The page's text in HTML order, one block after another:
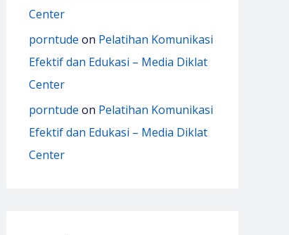
Center
porntude on Pelatihan Komunikasi
Efektif dan Edukasi – Media Diklat
Center
porntude on Pelatihan Komunikasi
Efektif dan Edukasi – Media Diklat
Center